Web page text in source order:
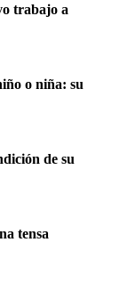
trabajo a
o niña: su
de su
tensa